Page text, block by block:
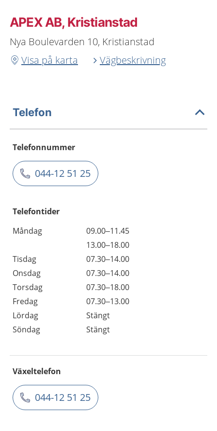
APEX AB, Kristianstad
Nya Boulevarden 10, Kristianstad
Visa på karta
Vägbeskrivning
Telefon
Telefonnummer
044-12 51 25
Telefontider
Måndag
09.00–11.45
13.00–18.00
Tisdag
07.30–14.00
Onsdag
07.30–14.00
Torsdag
07.30–18.00
Fredag
07.30–13.00
Lördag
Stängt
Söndag
Stängt
Växeltelefon
044-12 51 25